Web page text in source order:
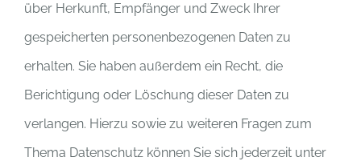
über Herkunft, Empfänger und Zweck Ihrer
gespeicherten personenbezogenen Daten zu
erhalten. Sie haben außerdem ein Recht, die
Berichtigung oder Löschung dieser Daten zu
verlangen. Hierzu sowie zu weiteren Fragen zum
Thema Datenschutz können Sie sich jederzeit unter